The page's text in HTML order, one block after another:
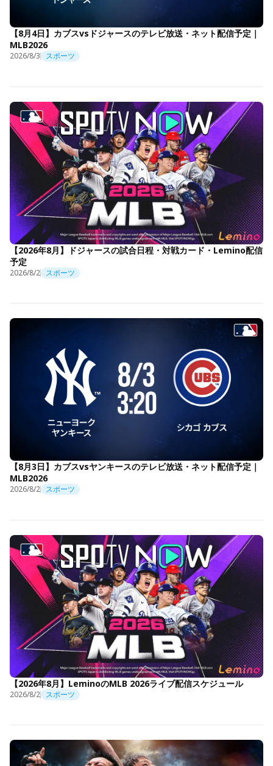
【8月4日】カブスvsドジャースのテレビ放送・ネット配信予定｜
MLB2026
2026/8/3 スポーツ
【2026年8月】ドジャースの試合日程・対戦カード・Lemino配信
予定
2026/8/2 スポーツ
【8月3日】カブスvsヤンキースのテレビ放送・ネット配信予定｜
MLB2026
2026/8/2 スポーツ
【2026年8月】LeminoのMLB 2026ライブ配信スケジュール
2026/8/2 スポーツ